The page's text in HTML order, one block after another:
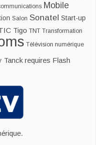
Mobile
Salon Sonatel Start-up
Tigo TNT Transformation
Télévision numérique
Tanck requires Flash